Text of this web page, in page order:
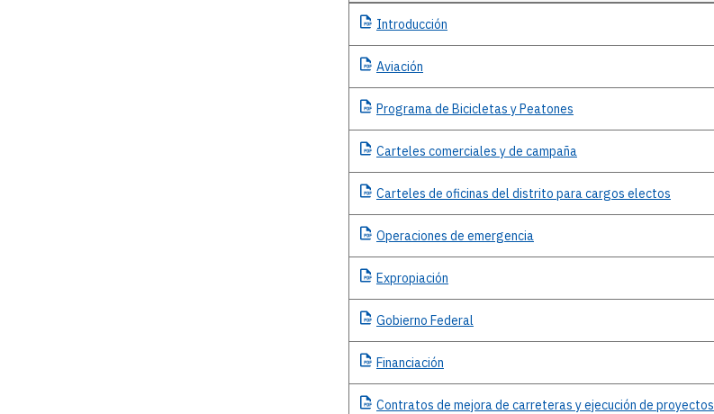
Serie Educativa del Departamento de Transporte de Texas
Introducción
Aviación
Programade Bicicletas y Peatones
Carteles comerciales y de campaña
Carteles de oficinas del distrito para cargos electos
Operaciones de emergencia
Expropiación
Gobierno Federal
Financiación
Contratos de mejora de carreteras y ejecución de proyectos